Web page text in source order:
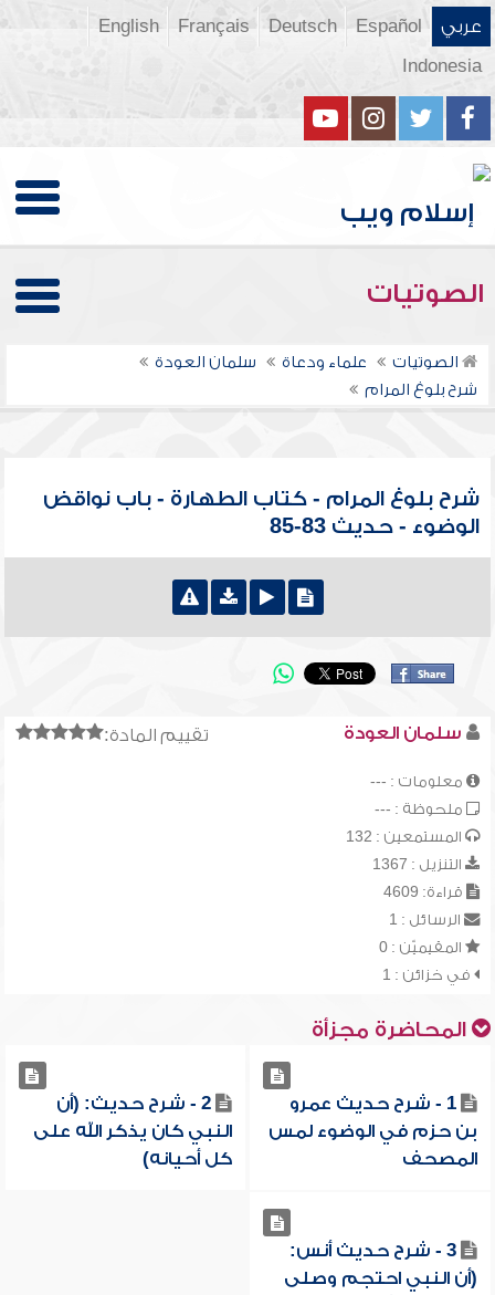
عربي Español
Deutsch
Français
English
Indonesia
الصوتيات
الصوتيات علماء ودعاة
سلمان العودة
شرح بلوغ المرام
شرح بلوغ المرام - كتاب الطهارة - باب نواقض
الوضوء - حديث 83-85
تقييم المادة: سلمان العودة
معلومات : ---
ملحوظة : ---
المستمعين : 132
التنزيل : 1367
قراءة: 4609
الرسائل : 1
المقيميّن : 0
في خزائن : 1
المحاضرة مجزأة
1 - شرح حديث عمرو
بن حزم في الوضوء لمس
المصحف
2 - شرح حديث: (أن
النبي كان يذكر الله على
كل أحيانه)
3 - شرح حديث أنس:
(أن النبي احتجم وصلى